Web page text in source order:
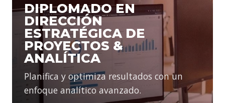
DIPLOMADO EN
DIRECCIÓN
ESTRATÉGICA DE
PROYECTOS &
ANALÍTICA
Planifica y optimiza resultados con un
enfoque analítico avanzado.